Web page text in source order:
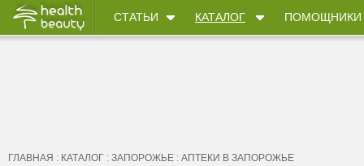
СТАТЬИ КАТАЛОГ ПОМОЩНИКИ
ГЛАВНАЯ : КАТАЛОГ : ЗАПОРОЖЬЕ : АПТЕКИ В ЗАПОРОЖЬЕ